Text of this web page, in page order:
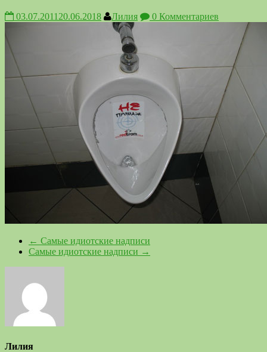
03.07.2011 20.06.2018 Лилия 0 Комментариев
← Самые идиотские надписи
Самые идиотские надписи →
Лилия